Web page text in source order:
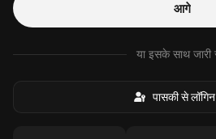
आगे
या इसके साथ जारी
पासकी से